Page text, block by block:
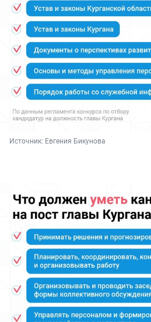
Источник: Евгения Бикунова